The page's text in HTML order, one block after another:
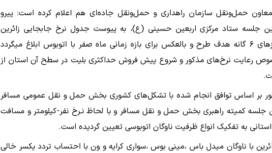
حمل‌ونقل سازمان راهداری و حمل‌ونقل جاده‌ای هم اعلام کرده است: پیرو
جلسه ستاد مرکزی اربعین حسینی (ع)، به پیوست جدول نرخ جابجایی زائرین
اربعین حسینی (ع) به مرزهای ۶ گانه هدف طرح و بالعکس برای بازه زمانی ماه صفر با اتوبوس ابلاغ میگردد
رعایت نرخ‌های مذکور و شروع پیش فروش حداکثری بلیت در سطح آن استان از
بر اساس توافق انجام شده با تشکل‌های کشوری بخش حمل و نقل عمومی مسافر
جلسه کمیته راهبری بخش حمل و نقل مسافر و با لحاظ نـرخ نفر-کیلومتر و مسافت
به تفکیک انواع ظرفیت ناوگان اتوبوسی تعیین گردیده است.
با ناوگان میدل باس ،مینی بوس ،سواری کرایه و ون با احتساب تردد یکسر خالی